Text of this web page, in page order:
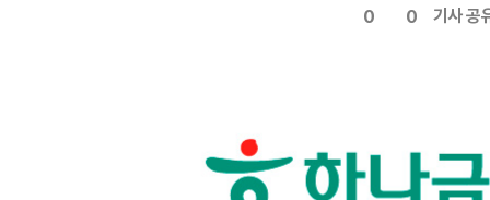
0 0 기사 공